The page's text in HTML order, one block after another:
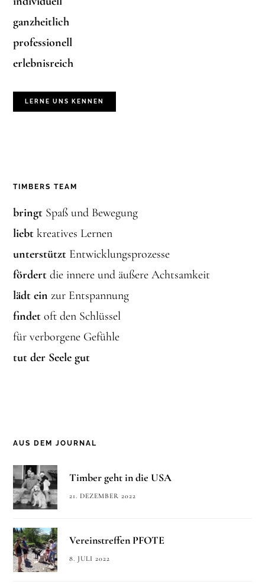
ganzheitlich
professionell
erlebnisreich
LERNE UNS KENNEN
TIMBERS TEAM
bringt Spaß und Bewegung
liebt kreatives Lernen
unterstützt Entwicklungsprozesse
fördert die innere und äußere Achtsamkeit
lädt ein zur Entspannung
findet oft den Schlüssel
für verborgene Gefühle
tut der Seele gut
AUS DEM JOURNAL
Timber geht in die USA
21. DEZEMBER 2022
Vereinstreffen PFOTE
8. JULI 2022